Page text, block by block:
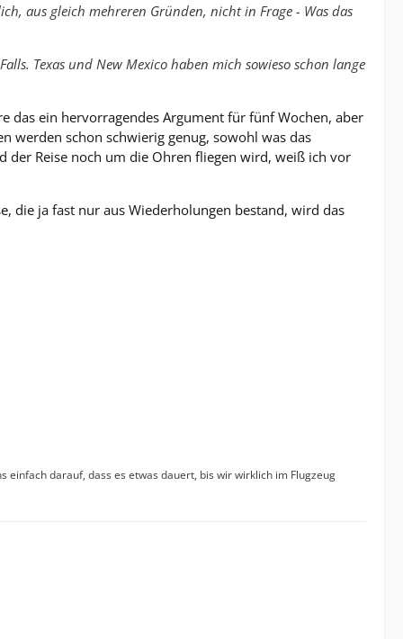
aus gleich mehreren Gründen, nicht in Frage - Was das
Texas und New Mexico haben mich sowieso schon lange
das ein hervorragendes Argument für fünf Wochen, aber
werden schon schwierig genug, sowohl was das
der Reise noch um die Ohren fliegen wird, weiß ich vor
die ja fast nur aus Wiederholungen bestand, wird das
einfach darauf, dass es etwas dauert, bis wir wirklich im Flugzeug